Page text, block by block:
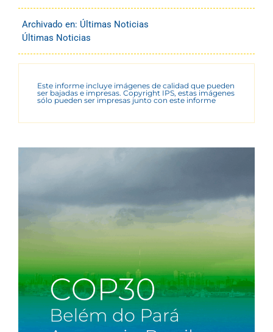
Archivado en: Últimas Noticias
Últimas Noticias
Este informe incluye imágenes de calidad que pueden
ser bajadas e impresas. Copyright IPS, estas imágenes
sólo pueden ser impresas junto con este informe